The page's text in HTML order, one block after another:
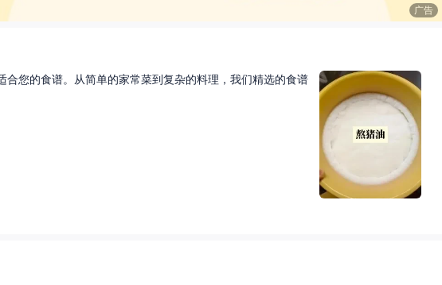
广告
您的食谱。从简单的家常菜到复杂的料理，我们精选的食谱